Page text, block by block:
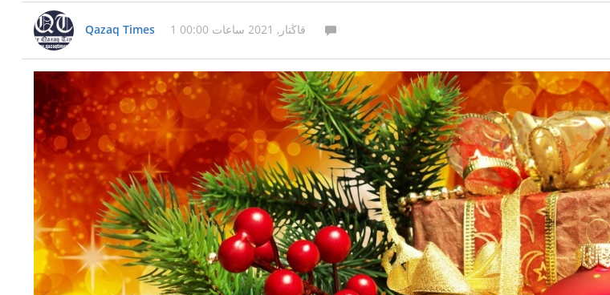
Qazaq Times 1 قاڭتار, 2021 ساعات 00:00